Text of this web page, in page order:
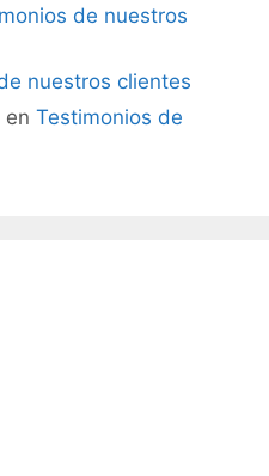
de nuestros
nuestros clientes
en Testimonios de